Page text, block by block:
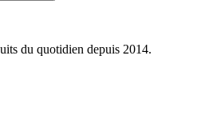
du quotidien depuis 2014.